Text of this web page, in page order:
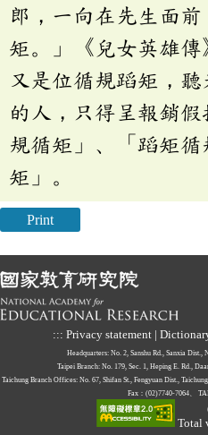
郎，一向在先生面
矩。」《兒女英雄
又是位循規蹈矩，
的人，只得呈報銷
規循矩」、「蹈矩
矩」。
Print
::: Privacy statement |
Headquarters: No. 2, Sanshu Rd., Sanxia Dist.,
Taipei Branch: No. 179, Sec. 1, Heping E. Rd.,
Taichung Branch Offices: No. 67, Shifan St., Fengyuan Dist.,
Fax：(02)7740-7064、
Total